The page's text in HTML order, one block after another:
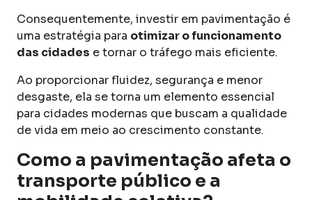
Consequentemente, investir em pavimentação é
uma estratégia para otimizar o funcionamento
das cidades e tornar o tráfego mais eficiente.
Ao proporcionar fluidez, segurança e menor
desgaste, ela se torna um elemento essencial
para cidades modernas que buscam a qualidade
de vida em meio ao crescimento constante.
Como a pavimentação afeta o
transporte público e a